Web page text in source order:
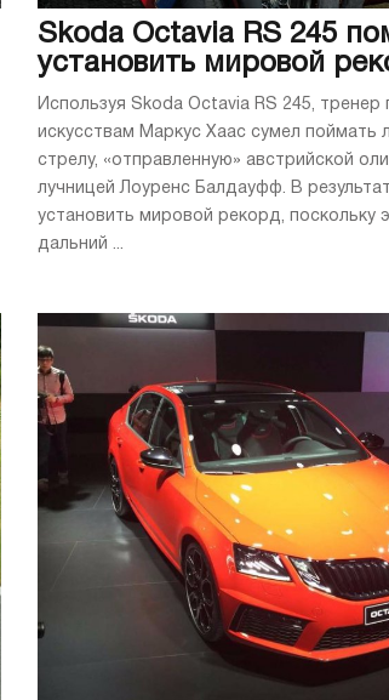
Skoda Octavia RS 245
установить мировой
Используя Skoda Octavia RS 245, тренер
искусствам Маркус Хаас сумел поймать
стрелу, «отправленную» австрийской
лучницей Лоуренс Балдауфф. В
установить мировой рекорд, поскольку
дальний ...